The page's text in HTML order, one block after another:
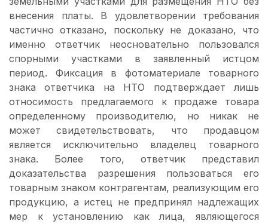
внесения платы. В удовлетворении требования
частично отказано, поскольку не доказано, что
именно ответчик неосновательно пользовался
спорными участками в заявленный истцом
период. Фиксация в фотоматериале товарного
знака ответчика на НТО подтверждает лишь
относимость предлагаемого к продаже товара
определенному производителю, но никак не
может свидетельствовать, что продавцом
является исключительно владелец товарного
знака. Более того, ответчик представил
доказательства разрешения пользоваться его
товарным знаком контрагентам, реализующим его
продукцию, а истец не предпринял надлежащих
мер к установлению как лица, являющегося